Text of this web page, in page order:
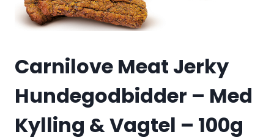
Carnilove Meat Jerky
Hundegodbidder – Med
Kylling & Vagtel – 100g